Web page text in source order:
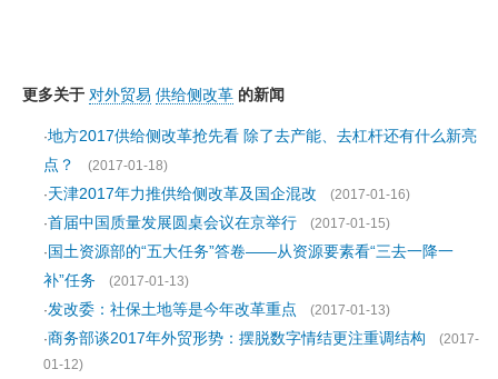
更多关于 对外贸易 供给侧改革 的新闻
·地方2017供给侧改革抢先看 除了去产能、去杠杆还有什么新亮
点？
(2017-01-18)
·天津2017年力推供给侧改革及国企混改
(2017-01-16)
·首届中国质量发展圆桌会议在京举行
(2017-01-15)
·国土资源部的“五大任务”答卷——从资源要素看“三去一降一
补”任务
(2017-01-13)
·发改委：社保土地等是今年改革重点
(2017-01-13)
·商务部谈2017年外贸形势：摆脱数字情结更注重调结构
(2017-
01-12)